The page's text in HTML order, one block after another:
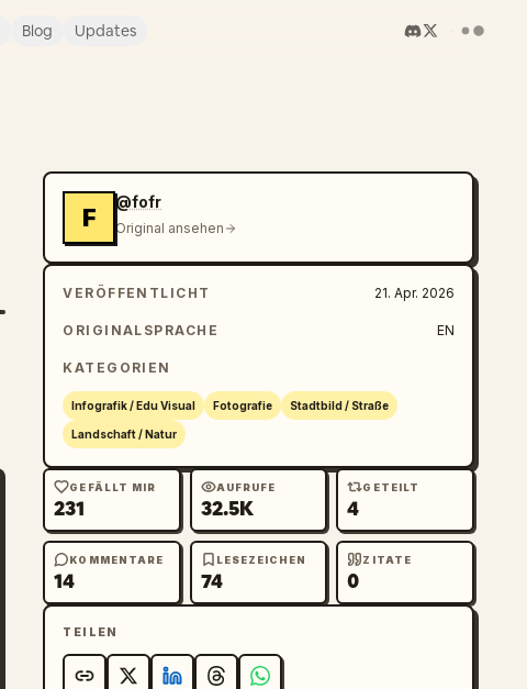
Blog Updates
F
@fofr
Original ansehen
VERÖFFENTLICHT 21. Apr. 2026
ORIGINALSPRACHE EN
KATEGORIEN
Infografik / Edu Visual Fotografie Stadtbild / Straße
Landschaft / Natur
GEFÄLLT MIR
231
AUFRUFE
32.5K
GETEILT
4
KOMMENTARE
14
LESEZEICHEN
74
ZITATE
0
TEILEN